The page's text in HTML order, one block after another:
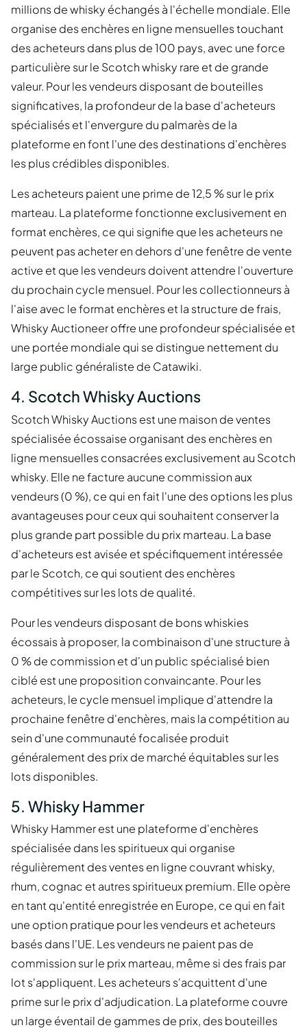
millions de whisky échangés à l'échelle mondiale. Elle
organise des enchères en ligne mensuelles touchant
des acheteurs dans plus de 100 pays, avec une force
particulière sur le Scotch whisky rare et de grande
valeur. Pour les vendeurs disposant de bouteilles
significatives, la profondeur de la base d'acheteurs
spécialisés et l'envergure du palmarès de la
plateforme en font l'une des destinations d'enchères
les plus crédibles disponibles.
Les acheteurs paient une prime de 12,5 % sur le prix
marteau. La plateforme fonctionne exclusivement en
format enchères, ce qui signifie que les acheteurs ne
peuvent pas acheter en dehors d'une fenêtre de vente
active et que les vendeurs doivent attendre l'ouverture
du prochain cycle mensuel. Pour les collectionneurs à
l'aise avec le format enchères et la structure de frais,
Whisky Auctioneer offre une profondeur spécialisée et
une portée mondiale qui se distingue nettement du
large public généraliste de Catawiki.
4. Scotch Whisky Auctions
Scotch Whisky Auctions est une maison de ventes
spécialisée écossaise organisant des enchères en
ligne mensuelles consacrées exclusivement au Scotch
whisky. Elle ne facture aucune commission aux
vendeurs (0 %), ce qui en fait l'une des options les plus
avantageuses pour ceux qui souhaitent conserver la
plus grande part possible du prix marteau. La base
d'acheteurs est avisée et spécifiquement intéressée
par le Scotch, ce qui soutient des enchères
compétitives sur les lots de qualité.
Pour les vendeurs disposant de bons whiskies
écossais à proposer, la combinaison d'une structure à
0 % de commission et d'un public spécialisé bien
ciblé est une proposition convaincante. Pour les
acheteurs, le cycle mensuel implique d'attendre la
prochaine fenêtre d'enchères, mais la compétition au
sein d'une communauté focalisée produit
généralement des prix de marché équitables sur les
lots disponibles.
5. Whisky Hammer
Whisky Hammer est une plateforme d'enchères
spécialisée dans les spiritueux qui organise
régulièrement des ventes en ligne couvrant whisky,
rhum, cognac et autres spiritueux premium. Elle opère
en tant qu'entité enregistrée en Europe, ce qui en fait
une option pratique pour les vendeurs et acheteurs
basés dans l'UE. Les vendeurs ne paient pas de
commission sur le prix marteau, même si des frais par
lot s'appliquent. Les acheteurs s'acquittent d'une
prime sur le prix d'adjudication. La plateforme couvre
un large éventail de gammes de prix, des bouteilles